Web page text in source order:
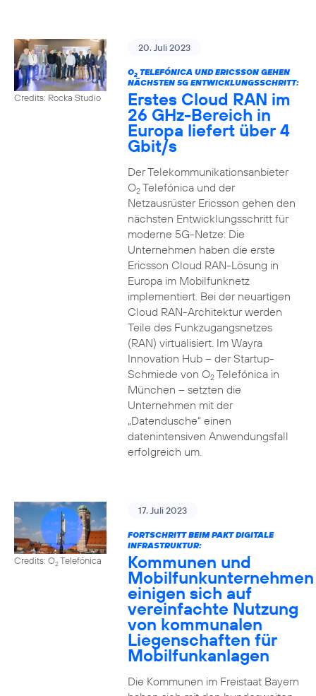
Credits: Rocka Studio
20. Juli 2023
O2TELEFÓNICA UND ERICSSON GEHEN
NÄCHSTEN 5G ENTWICKLUNGSSCHRITT:
Erstes Cloud RAN im
26 GHz-Bereich in
Europa liefert über 4
Gbit/s
Der Telekommunikationsanbieter
O2Telefónica und der
Netzausrüster Ericsson gehen den
nächsten Entwicklungsschritt für
moderne 5G-Netze: Die
Unternehmen haben die erste
Ericsson Cloud RAN-Lösung in
Europa im Mobilfunknetz
implementiert. Bei der neuartigen
Cloud RAN-Architektur werden
Teile des Funkzugangsnetzes
(RAN) virtualisiert. Im Wayra
Innovation Hub – der Startup-
Schmiede von O2Telefónica in
München – setzten die
Unternehmen mit der
„Datendusche“ einen
datenintensiven Anwendungsfall
erfolgreich um.
Credits: O2Telefónica
17. Juli 2023
FORTSCHRITT BEIM PAKT DIGITALE
INFRASTRUKTUR:
Kommunen und
Mobilfunkunternehmen
einigen sich auf
vereinfachte Nutzung
von kommunalen
Liegenschaften für
Mobilfunkanlagen
Die Kommunen im Freistaat Bayern